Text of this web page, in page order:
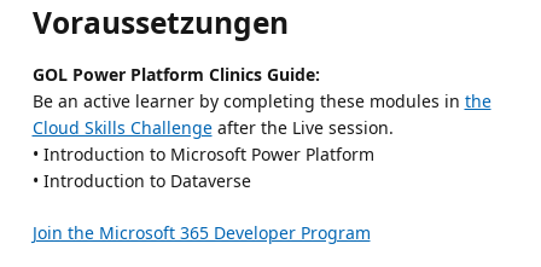
Voraussetzungen
GOL Power Platform Clinics Guide:
Be an active learner by completing these modules in the
Cloud Skills Challengeafter the Live session.
• Introduction to Microsoft Power Platform
• Introduction to Dataverse
Join the Microsoft 365 Developer Program